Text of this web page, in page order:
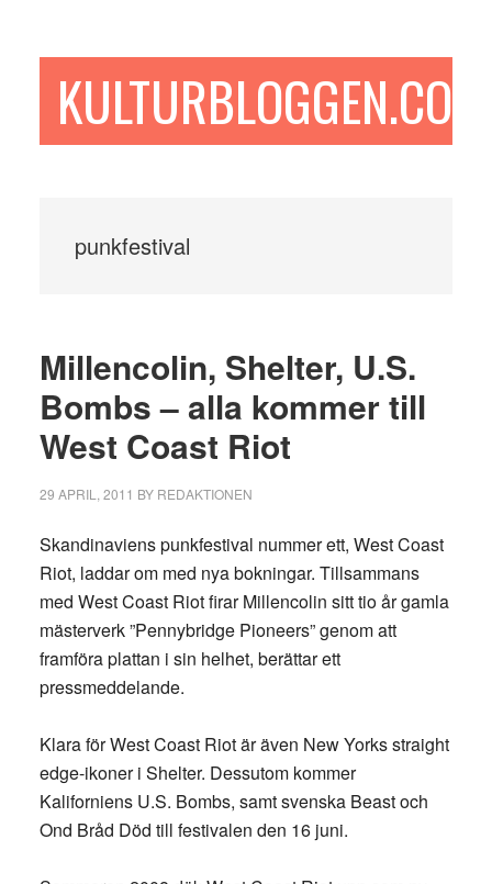
sidofältetKULTURBLOGGEN.COM
punkfestival
Millencolin, Shelter, U.S.
Bombs – alla kommer till
West Coast Riot
29 APRIL, 2011 BY REDAKTIONEN
Skandinaviens punkfestival nummer ett, West Coast
Riot, laddar om med nya bokningar. Tillsammans
med West Coast Riot firar Millencolin sitt tio år gamla
mästerverk ”Pennybridge Pioneers” genom att
framföra plattan i sin helhet, berättar ett
pressmeddelande.
Klara för West Coast Riot är även New Yorks straight
edge-ikoner i Shelter. Dessutom kommer
Kaliforniens U.S. Bombs, samt svenska Beast och
Ond Bråd Död till festivalen den 16 juni.